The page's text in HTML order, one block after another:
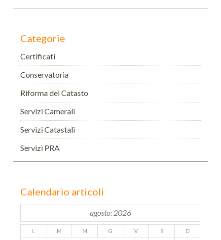
Categorie
Certificati
Conservatoria
Riforma del Catasto
Servizi Camerali
Servizi Catastali
Servizi PRA
Calendario articoli
agosto: 2026
L M M G V S D